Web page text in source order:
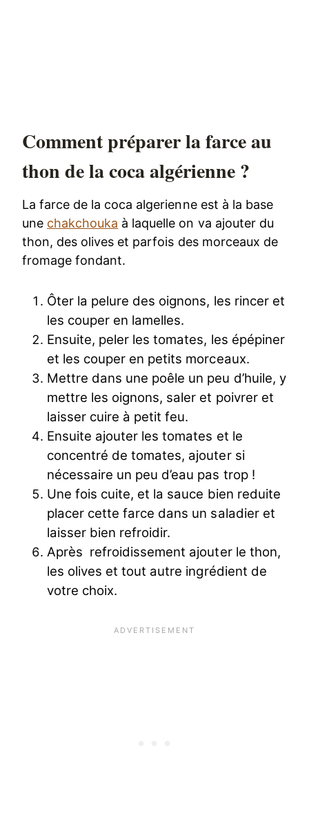
Comment préparer la farce au
thon de la coca algérienne ?
La farce de la coca algerienne est à la base
une chakchouka à laquelle on va ajouter du
thon, des olives et parfois des morceaux de
fromage fondant.
Ôter la pelure des oignons, les rincer et
les couper en lamelles.
Ensuite, peler les tomates, les épépiner
et les couper en petits morceaux.
Mettre dans une poêle un peu d’huile, y
mettre les oignons, saler et poivrer et
laisser cuire à petit feu.
Ensuite ajouter les tomates et le
concentré de tomates, ajouter si
nécessaire un peu d’eau pas trop !
Une fois cuite, et la sauce bien reduite
placer cette farce dans un saladier et
laisser bien refroidir.
Après refroidissement ajouter le thon,
les olives et tout autre ingrédient de
votre choix.